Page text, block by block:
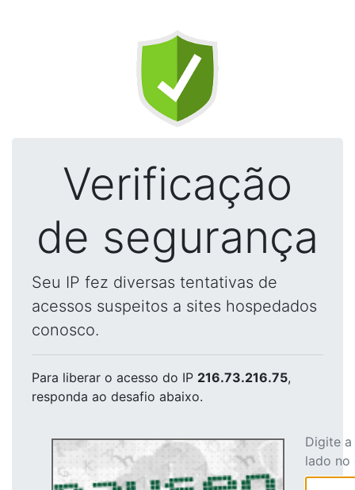
Verificação
de segurança
Seu IP fez diversas tentativas de
acessos suspeitos a sites hospedados
conosco.
Para liberar o acesso do IP 216.73.216.75,
responda ao desafio abaixo.
Digite
lado no